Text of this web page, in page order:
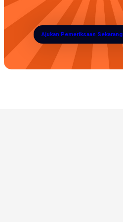
Ajukan Pemeriksaan Sekarang